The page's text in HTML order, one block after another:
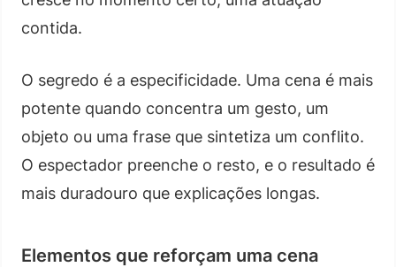
contida.
O segredo é a especificidade. Uma cena é mais
potente quando concentra um gesto, um
objeto ou uma frase que sintetiza um conflito.
O espectador preenche o resto, e o resultado é
mais duradouro que explicações longas.
Elementos que reforçam uma cena